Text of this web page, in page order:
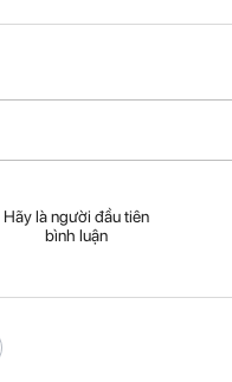
Hãy là người đầu tiên
bình luận